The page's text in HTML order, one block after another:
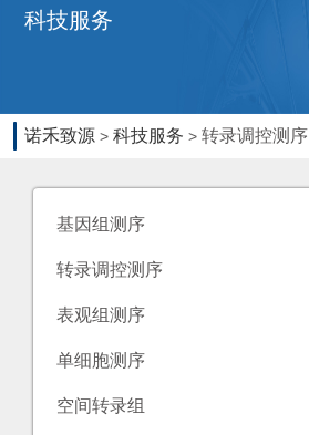
服
临
检
生
科技服务
诺禾致源 >科技服务 >转录调控测序
基因组测序
转录调控测序
表观组测序
单细胞测序
空间转录组